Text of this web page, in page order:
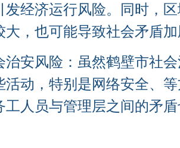
发经济运行风险。同时，
大，也可能导致社会矛盾
安风险：虽然鹤壁市社会
活动，特别是网络安全、
工人员与管理层之间的矛